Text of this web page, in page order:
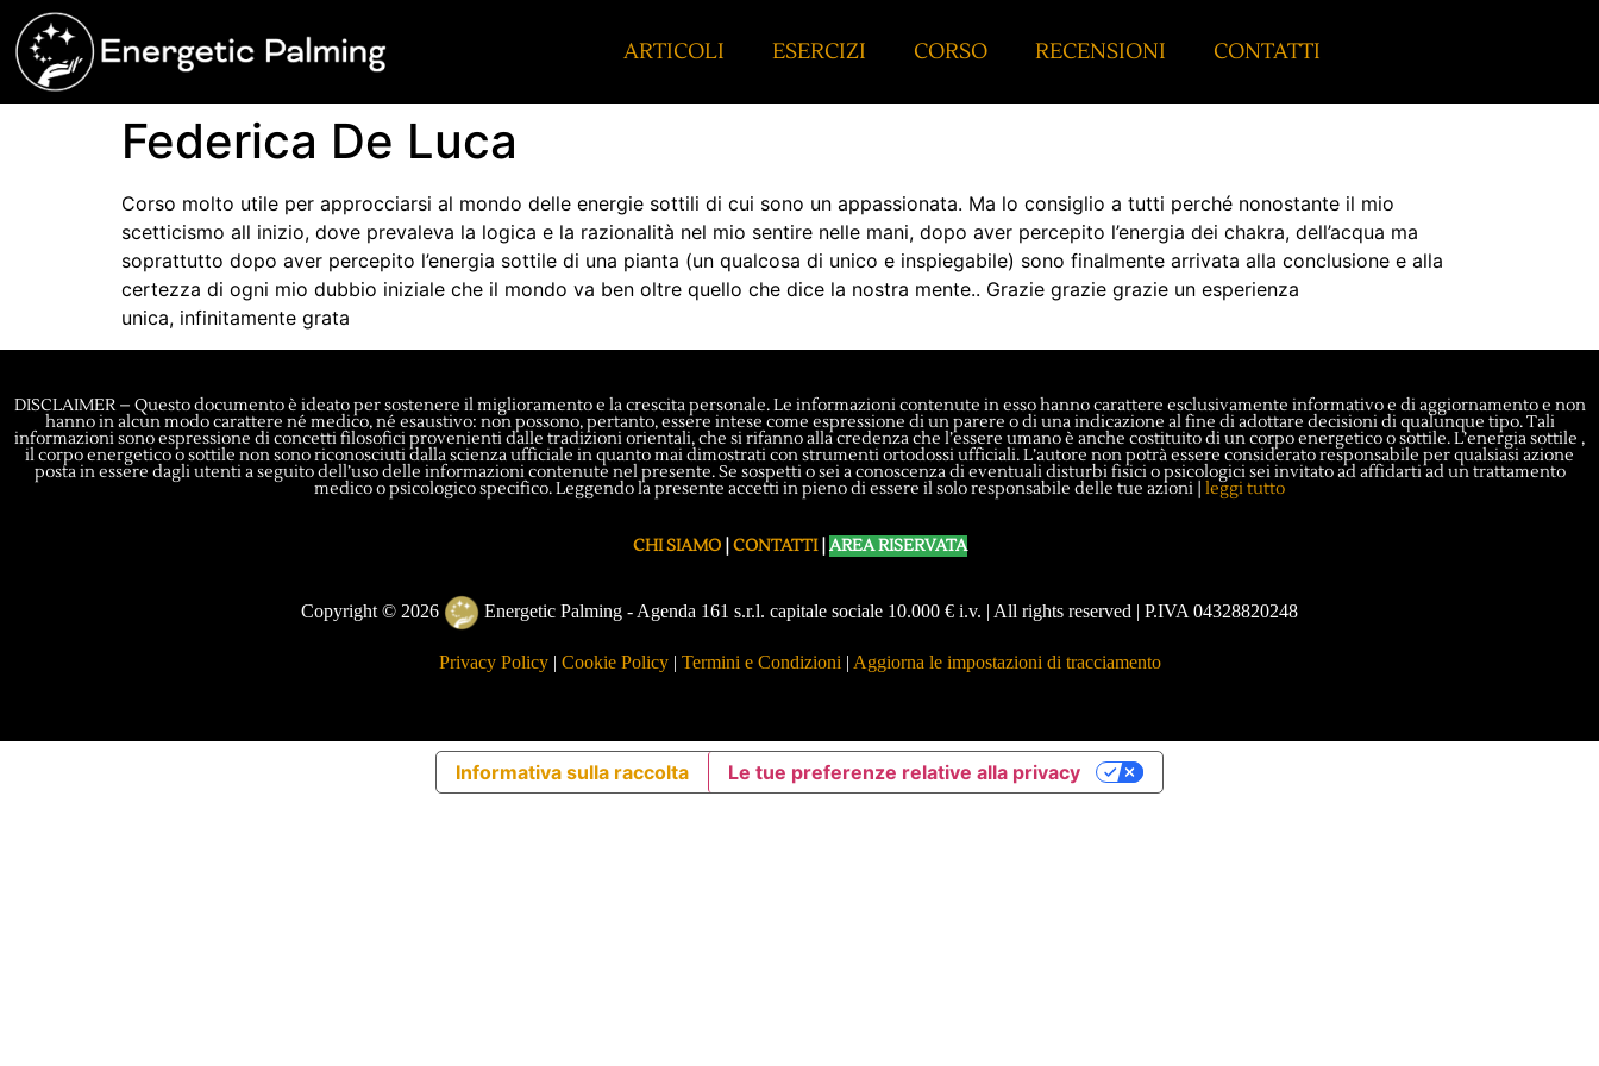
ARTICOLI ESERCIZI CORSO RECENSIONI CONTATTI
Federica De Luca
Corso molto utile per approcciarsi al mondo delle energie sottili di cui sono un appassionata. Ma lo consiglio a tutti perché nonostante il mio
scetticismo all inizio, dove prevaleva la logica e la razionalità nel mio sentire nelle mani, dopo aver percepito l’energia dei chakra, dell’acqua ma
soprattutto dopo aver percepito l’energia sottile di una pianta (un qualcosa di unico e inspiegabile) sono finalmente arrivata alla conclusione e alla
certezza di ogni mio dubbio iniziale che il mondo va ben oltre quello che dice la nostra mente.. Grazie grazie grazie un esperienza
unica, infinitamente grata
DISCLAIMER – Questo documento è ideato per sostenere il miglioramento e la crescita personale. Le informazioni contenute in esso hanno carattere esclusivamente informativo e di aggiornamento e non
hanno in alcun modo carattere né medico, né esaustivo: non possono, pertanto, essere intese come espressione di un parere o di una indicazione al fine di adottare decisioni di qualunque tipo. Tali
informazioni sono espressione di concetti filosofici provenienti dalle tradizioni orientali, che si rifanno alla credenza che l’essere umano è anche costituito di un corpo energetico o sottile. L’energia sottile ,
il corpo energetico o sottile non sono riconosciuti dalla scienza ufficiale in quanto mai dimostrati con strumenti ortodossi ufficiali. L’autore non potrà essere considerato responsabile per qualsiasi azione
posta in essere dagli utenti a seguito dell’uso delle informazioni contenute nel presente. Se sospetti o sei a conoscenza di eventuali disturbi fisici o psicologici sei invitato ad affidarti ad un trattamento
medico o psicologico specifico. Leggendo la presente accetti in pieno di essere il solo responsabile delle tue azioni | leggi tutto
CHI SIAMO| CONTATTI| AREA RISERVATA
Copyright © 2026 Energetic Palming - Agenda 161 s.r.l. capitale sociale 10.000 € i.v. | All rights reserved | P.IVA 04328820248
Privacy Policy| Cookie Policy| Termini e Condizioni | Aggiorna le impostazioni di tracciamento
Informativa sulla raccolta Le tue preferenze relative alla privacy